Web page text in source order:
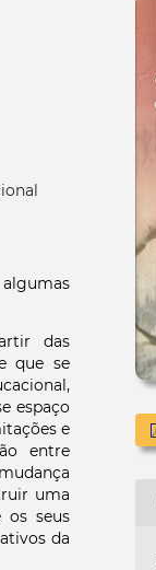
das
que se
espaço
e
entre
uma
os seus
da